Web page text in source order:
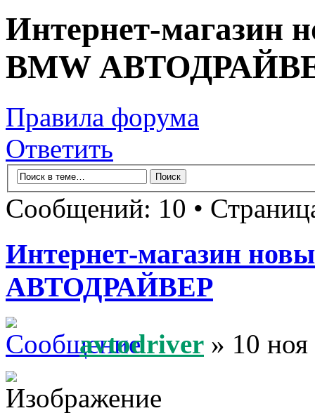
Интернет-магазин
BMW
Правила форума
Ответить
Сообщений: 10 •
Интернет-магазин
АВТОДРАЙВЕР
avtodriver » 10